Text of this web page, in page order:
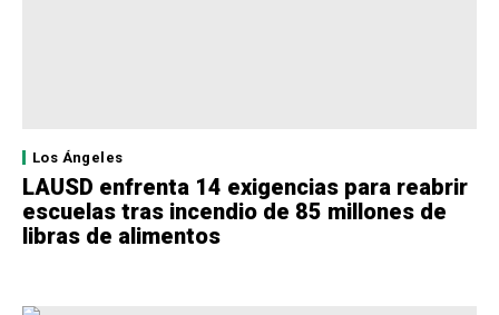
Los Ángeles
LAUSD enfrenta 14 exigencias para reabrir
escuelas tras incendio de 85 millones de
libras de alimentos